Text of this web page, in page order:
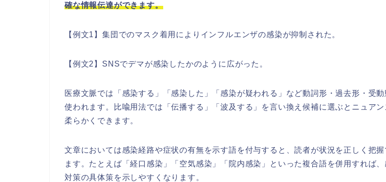
確な情報伝達ができます。
【例文1】集団でのマスク着用によりインフルエンザの感染が抑制された。
【例文2】SNSでデマが感染したかのように広がった。
医療文脈では「感染する」「感染した」「感染が疑われる」など動詞形・過去形・受動
使われます。比喩用法では「伝播する」「波及する」を言い換え候補に選ぶとニュアン
柔らかくできます。
文章においては感染経路や症状の有無を示す語を付与すると、読者が状況を正しく把握
ます。たとえば「経口感染」「空気感染」「院内感染」といった複合語を併用すれば、
対策の具体策を示しやすくなります。